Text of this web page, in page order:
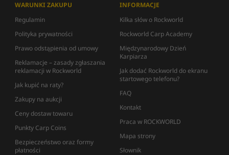
WARUNKI ZAKUPU
Regulamin
Polityka prywatności
Prawo odstąpienia od umowy
Reklamacje – zasady zgłaszania
reklamacji w Rockworld
Jak kupić na raty?
Zakupy na aukcji
Ceny dostaw towaru
Punkty Carp Coins
Bezpieczeństwo oraz formy
płatności
INFORMACJE
Kilka słów o Rockworld
Rockworld Carp Academy
Międzynarodowy Dzień
Karpiarza
Jak dodać Rockworld do ekranu
startowego telefonu?
FAQ
Kontakt
Praca w ROCKWORLD
Mapa strony
Słownik